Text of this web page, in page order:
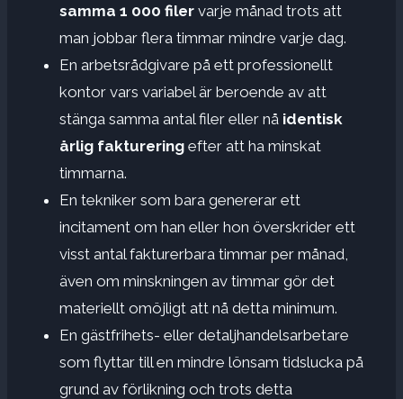
samma 1 000 filer varje månad trots att
man jobbar flera timmar mindre varje dag.
En arbetsrådgivare på ett professionellt
kontor vars variabel är beroende av att
stänga samma antal filer eller nå identisk
årlig fakturering efter att ha minskat
timmarna.
En tekniker som bara genererar ett
incitament om han eller hon överskrider ett
visst antal fakturerbara timmar per månad,
även om minskningen av timmar gör det
materiellt omöjligt att nå detta minimum.
En gästfrihets- eller detaljhandelsarbetare
som flyttar till en mindre lönsam tidslucka på
grund av förlikning och trots detta